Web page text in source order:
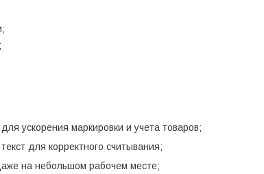
ускорения маркировки и учета товаров;
для корректного считывания;
на небольшом рабочем месте;